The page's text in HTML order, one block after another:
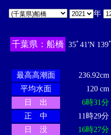
年
千葉県：船橋 35ﾟ41'N 139
最高高潮面
236.92cm
平均水面
120 cm
日 出
6時31分
正 中
11時29分
日 没
16時27分